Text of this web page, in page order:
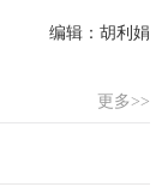
编辑：胡利娟
更多>>